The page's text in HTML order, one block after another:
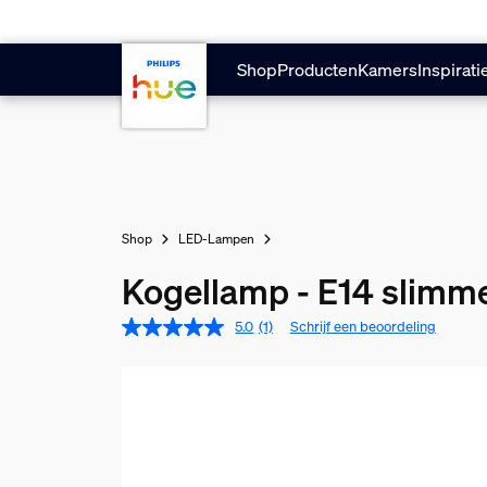
ShopProductenKamers
Shop LED-Lampen
Kogellamp - E14
5.0 (1) Schrijf een beoordeling